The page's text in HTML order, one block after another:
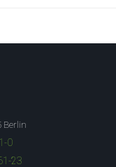
Berlin
0
23